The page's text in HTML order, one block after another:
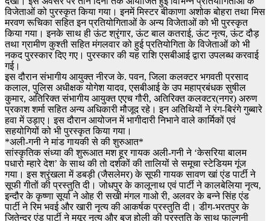
विजेताओं को पुरस्कृत किया गया। इनमें मिस्टर बीकाणा अशोक बोहरा तथा मिस
मरवण रूचिका सहित इन प्रतियोगिताओं के अन्य विजेताओं को भी पुरस्कृत
किया गया। इनके साथ ही ऊंट श्रृंगार, ऊंट बाल कतराई, ऊंट नृत्य, ऊंट दौड़
तथा ग्रामीण कुश्ती सहित मंगलवार को हुई प्रतियोगिता के विजेताओं को भी
नकद पुरस्कार दिए गए। पुरस्कार की यह राशि एसबीआई द्वारा उपलब्ध करवाई
गई।
इस दौरान संभागीय आयुक्त नीरज के. पवन, जिला कलक्टर भगवती प्रसाद
कलाल, पुलिस अधीक्षक योगेश यादव, एसबीआई के उप महाप्रबंधक सुषील
कुमार, अतिरिक्त संभागीय आयुक्त एएच गौरी, अतिरिक्त कलक्टर(नगर) अरुण
प्रकाश शर्मा सहित अन्य अधिकारी मौजूद रहे। इन अतिथियों ने रंग-बिरंगे गुब्बारे
हवा में उड़ाए। इस दौरान आयोजन में भागीदारी निभाने वाले कार्मिकों एवं
सहयोगियों को भी पुरस्कृत किया गया।
*अली-गनी ने मांड गायकी से की शुरुआत*
सांस्कृतिक संध्या की शुरूआत मश हूर गायक अली-गनी ने ‘केसरिया बालम
पधारो म्हारे देश’ के साथ की तो दर्शकों की तालियों से समूचा स्टेडियम गूंज
गया। इस श्रृंखला में डबड़ी (जैसलेमर) के सूफी गायक सावण खां एंड पार्टी ने
सूफी गीतों की प्रस्तुति दी। जोधपुर के कालूनाथ एवं पार्टी ने कालबेलिया नृत्य,
इन्दौर के कृष्णा सूर्या ने ओह री सखी मंगल गाओ री, अलवर के बन्ने सिंह एंड
पार्टी ने रिम भवई और खारी नृत्य की आकर्षक प्रस्तुति दी। डीग-भरतपुर के
जितेन्द्र एंड पार्टी ने मयूर नृत्य और बृज होली की प्रस्तुति के साथ फाल्गुनी